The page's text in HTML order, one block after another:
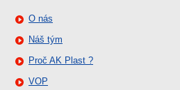
O nás
Náš tým
Proč AK Plast ?
VOP